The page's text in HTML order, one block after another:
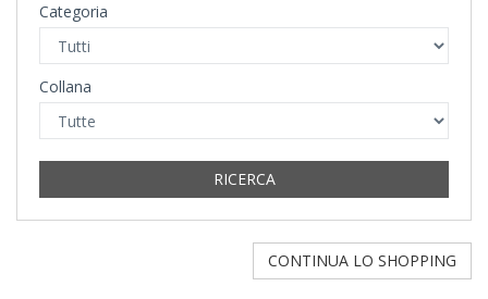
Categoria
Collana
RICERCA
CONTINUA LO SHOPPING